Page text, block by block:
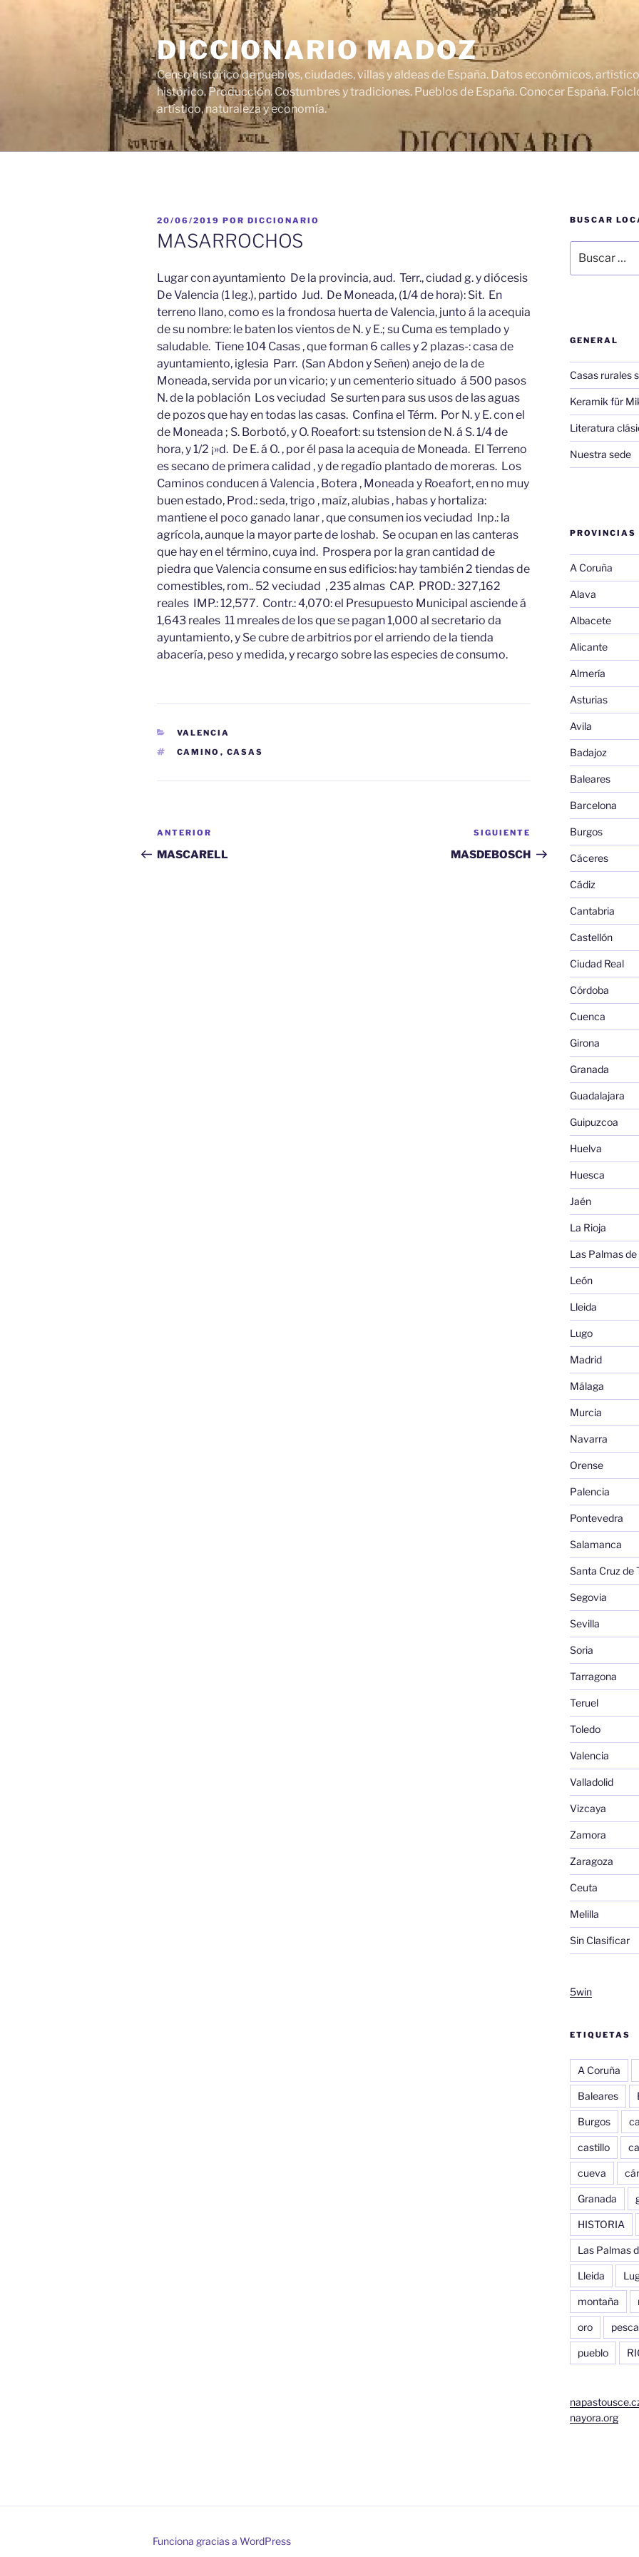
DICCIONARIO MADOZ
Censo histórico de pueblos, ciudades, villas y aldeas de España. Datos económicos,
histórico. Producción. Costumbres y tradiciones. Pueblos de España. Conocer España.
artístico, naturaleza y economía.
PUBLICADO
EL
20/06/2019 POR DICCIONARIO
MASARROCHOS
Lugar con ayuntamiento De la provincia, aud. Terr., ciudad g. y diócesis
De Valencia (1 leg.), partido Jud. De Moneada, (1/4 de hora): Sit. En
terreno llano, como es la frondosa huerta de Valencia, junto á la acequia
de su nombre: le baten los vientos de N. y E.; su Cuma es templado y
saludable. Tiene 104 Casas , que forman 6 calles y 2 plazas-: casa de
ayuntamiento, iglesia Parr. (San Abdon y Señen) anejo de la de
Moneada, servida por un vicario; y un cementerio situado á 500 pasos
N. de la población Los veciudad Se surten para sus usos de las aguas
de pozos que hay en todas las casas. Confina el Térm. Por N. y E. con el
de Moneada ; S. Borbotó, y O. Roeafort: su tstension de N. á S. 1/4 de
hora, y 1/2 ¡»d. De E. á O. , por él pasa la acequia de Moneada. El Terreno
es secano de primera calidad , y de regadío plantado de moreras. Los
Caminos conducen á Valencia , Botera , Moneada y Roeafort, en no muy
buen estado, Prod.: seda, trigo , maíz, alubias , habas y hortaliza:
mantiene el poco ganado lanar , que consumen ios veciudad Inp.: la
agrícola, aunque la mayor parte de loshab. Se ocupan en las canteras
que hay en el término, cuya ind. Prospera por la gran cantidad de
piedra que Valencia consume en sus edificios: hay también 2 tiendas de
comestibles, rom.. 52 veciudad , 235 almas CAP. PROD.: 327,162
reales IMP.: 12,577. Contr.: 4,070: el Presupuesto Municipal asciende á
1,643 reales 11 mreales de los que se pagan 1,000 al secretario da
ayuntamiento, y Se cubre de arbitrios por el arriendo de la tienda
abacería, peso y medida, y recargo sobre las especies de consumo.
CATEGORÍAS
VALENCIA
ETIQUETAS
CAMINO , CASAS
Navegación
de
Entrada
anterior:
ANTERIOR
MASCARELL
Siguiente
entrada
SIGUIENTE
MASDEBOSCH
BUSCAR
por:
GENERAL
Casas rurales
Keramik für
Literatura
Nuestra sede
PROVINCIAS
A Coruña
Alava
Albacete
Alicante
Almería
Asturias
Avila
Badajoz
Baleares
Barcelona
Burgos
Cáceres
Cádiz
Cantabria
Castellón
Ciudad Real
Córdoba
Cuenca
Girona
Granada
Guadalajara
Guipuzcoa
Huelva
Huesca
Jaén
La Rioja
Las Palmas
León
Lleida
Lugo
Madrid
Málaga
Murcia
Navarra
Orense
Palencia
Pontevedra
Salamanca
Santa Cruz de
Segovia
Sevilla
Soria
Tarragona
Teruel
Toledo
Valencia
Valladolid
Vizcaya
Zamora
Zaragoza
Ceuta
Melilla
Sin Clasificar
5win
ETIQUETAS
A Coruña
Baleares
Burgos
castillo
cueva
Granada
HISTORIA
Las Palmas
Lleida
montaña
oro pesca
pueblo
nayora.org
Funciona gracias a WordPress